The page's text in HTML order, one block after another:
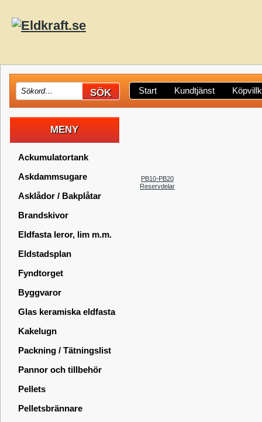
Start Kundtjänst
MENY
Ackumulatortank
Askdammsugare
Asklådor / Bakplåtar
Brandskivor
Eldfasta leror, lim m.m.
Eldstadsplan
Fyndtorget
Byggvaror
Glas keramiska eldfasta
Kakelugn
Packning / Tätningslist
Pannor och tillbehör
Pellets
Pelletsbrännare
PB10-PB20
Reservdelar